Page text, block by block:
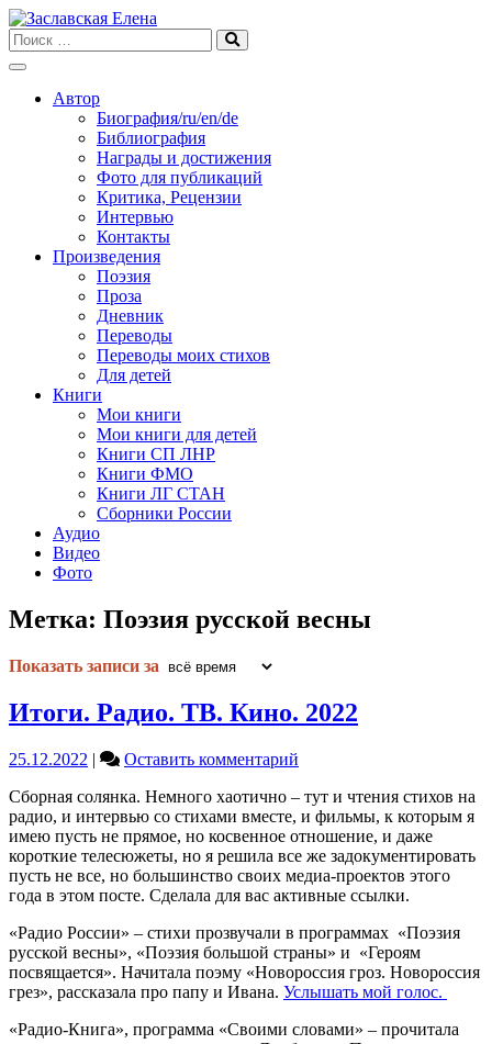
Skip
to
content
Автор
Биография/ru/en/de
Библиография
Награды и достижения
Фото для публикаций
Критика, Рецензии
Интервью
Контакты
Произведения
Поэзия
Проза
Дневник
Переводы
Переводы моих стихов
Для детей
Книги
Мои книги
Мои книги для детей
Книги СП ЛНР
Книги ФМО
Книги ЛГ СТАН
Сборники России
Аудио
Видео
Фото
Метка: Поэзия русской весны
Показать записи за
Итоги. Радио. ТВ. Кино. 2022
25.12.2022 | Оставить комментарий
Радио.
ТВ.
Кино.
2022
Сборная солянка. Немного хаотично – тут и чтения стихов на
радио, и интервью со стихами вместе, и фильмы, к которым я
имею пусть не прямое, но косвенное отношение, и даже
короткие телесюжеты, но я решила все же задокументировать
пусть не все, но большинство своих медиа-проектов этого
года в этом посте. Сделала для вас активные ссылки.
«Радио России» – стихи прозвучали в программах «Поэзия
русской весны», «Поэзия большой страны» и «Героям
посвящается». Начитала поэму «Новороссия гроз. Новороссия
грез», рассказала про папу и Ивана. Услышать мой голос.
«Радио-Книга», программа «Своими словами» – прочитала